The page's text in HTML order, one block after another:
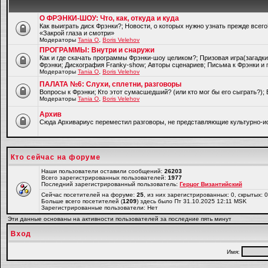
О ФРЭНКИ-ШОУ: Что, как, откуда и куда
Как выиграть диск Фрэнки?; Новости, о которых нужно узнать прежде
«Закрой глаза и смотри»
Модераторы Tania O Boris Velehov
ПРОГРАММЫ: Внутри и снаружи
Как и где скачать программы Фрэнки-шоу целиком?; Призовая
Фрэнки; Дискография Franky-show; Авторы сценариев; Письма к Фрэнки и
Модераторы Tania O Boris Velehov
ПАЛАТА №6: Слухи, сплетни, разговоры
Вопросы к Фрэнки; Кто этот сумасшедший? (или кто мог бы его
Модераторы Tania O Boris Velehov
Архив
Cюда Архивариус переместил разговоры, не представляющие культурно-
Кто сейчас на форуме
Наши пользователи оставили сообщений: 26203
Всего зарегистрированных пользователей: 1977
Последний зарегистрированный пользователь: Герцог Византийский
Сейчас посетителей на форуме: 25 , из них зарегистрированных: 0,
Больше всего посетителей (1209) здесь было Пт 31.10.2025 12:11 MSK
Зарегистрированные пользователи: Нет
Эти данные основаны на активности пользователей за последние пять минут
Вход
Имя: